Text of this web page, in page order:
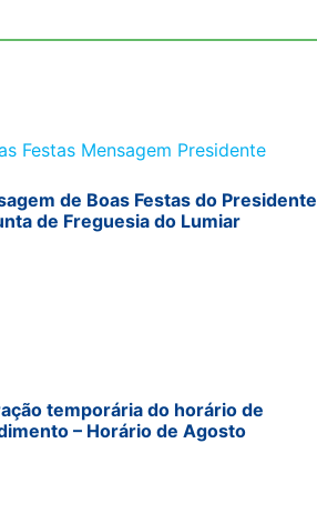
de Boas Festas do Presidente
de Freguesia do Lumiar
temporária do horário de
– Horário de Agosto